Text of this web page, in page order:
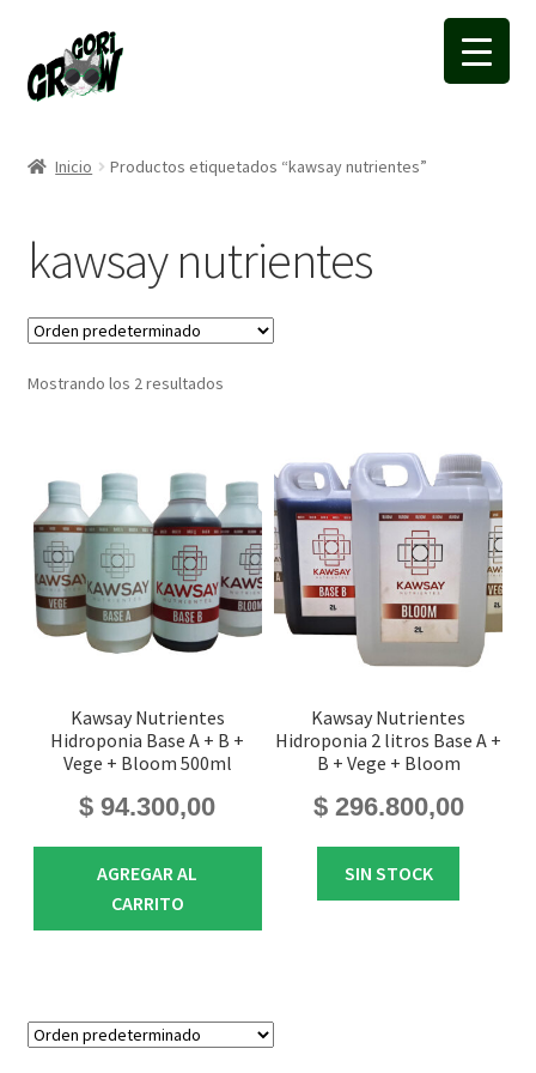
a
la
a
la
Inicio Productos etiquetados “kawsay nutrientes”
kawsay nutrientes
Mostrando los 2 resultados
Kawsay Nutrientes
Hidroponia Base A + B +
Vege + Bloom 500ml
$ 94.300,00
AGREGAR AL
CARRITO
Kawsay Nutrientes
Hidroponia 2 litros Base A +
B + Vege + Bloom
$296.800,00
SIN STOCK